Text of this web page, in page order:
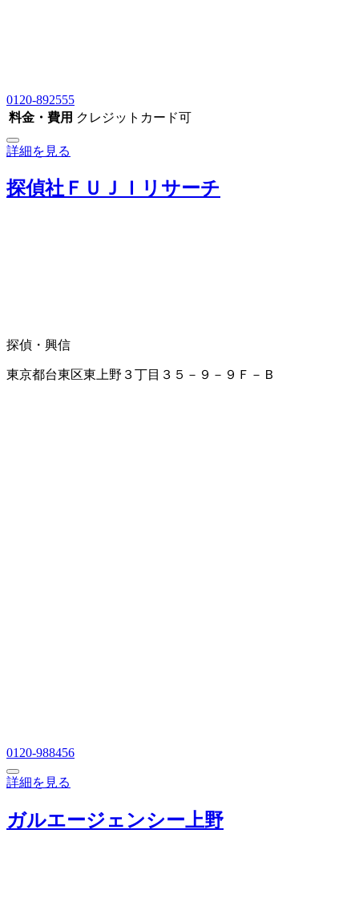
0120-892555
料金・費用 クレジットカード可
詳細を見る
探偵社ＦＵＪＩリサーチ
探偵・興信
東京都台東区東上野３丁目３５－９－９Ｆ－Ｂ
0120-988456
詳細を見る
ガルエージェンシー上野